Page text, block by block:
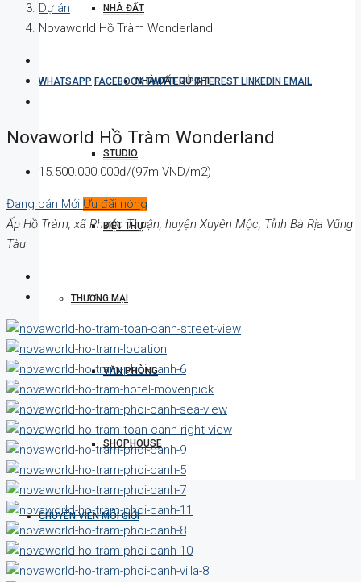
NHÀ ĐẤT
NHÀ ĐẤT CỦ CHI
STUDIO
BIỆT THỰ
THƯƠNG MẠI
VĂN PHÒNG
SHOPHOUSE
CHUYÊN VIÊN MÔI GIỚI
Dự án
Novaworld Hồ Tràm Wonderland
WHATSAPP FACEBOOKTWITTERPINTEREST LINKEDIN EMAIL
Novaworld Hồ Tràm Wonderland
15.500.000.000đ/(97m VND/m2)
Đang bán Mới Ưu đãi nóng
Ấp Hồ Tràm, xã Phước Thuận, huyện Xuyên Mộc, Tỉnh Bà Rịa Vũng
Tàu